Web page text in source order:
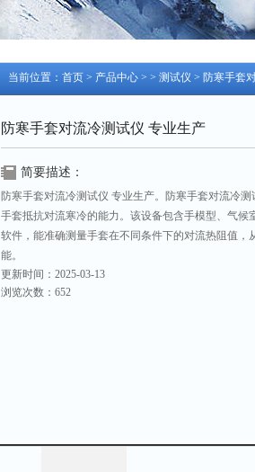
当前位置： 首页 > 产品中心 > > 测试仪 > 防寒手套
防寒手套对流冷测试仪 专业生产
简要描述：
防寒手套对流冷测试仪 专业生产。防寒手套对流冷
手套抵抗对流寒冷的能力。该设备包含手模型、气候
软件，能准确测量手套在不同条件下的对流热阻值，
能。
更新时间：2025-03-13
浏览次数：652